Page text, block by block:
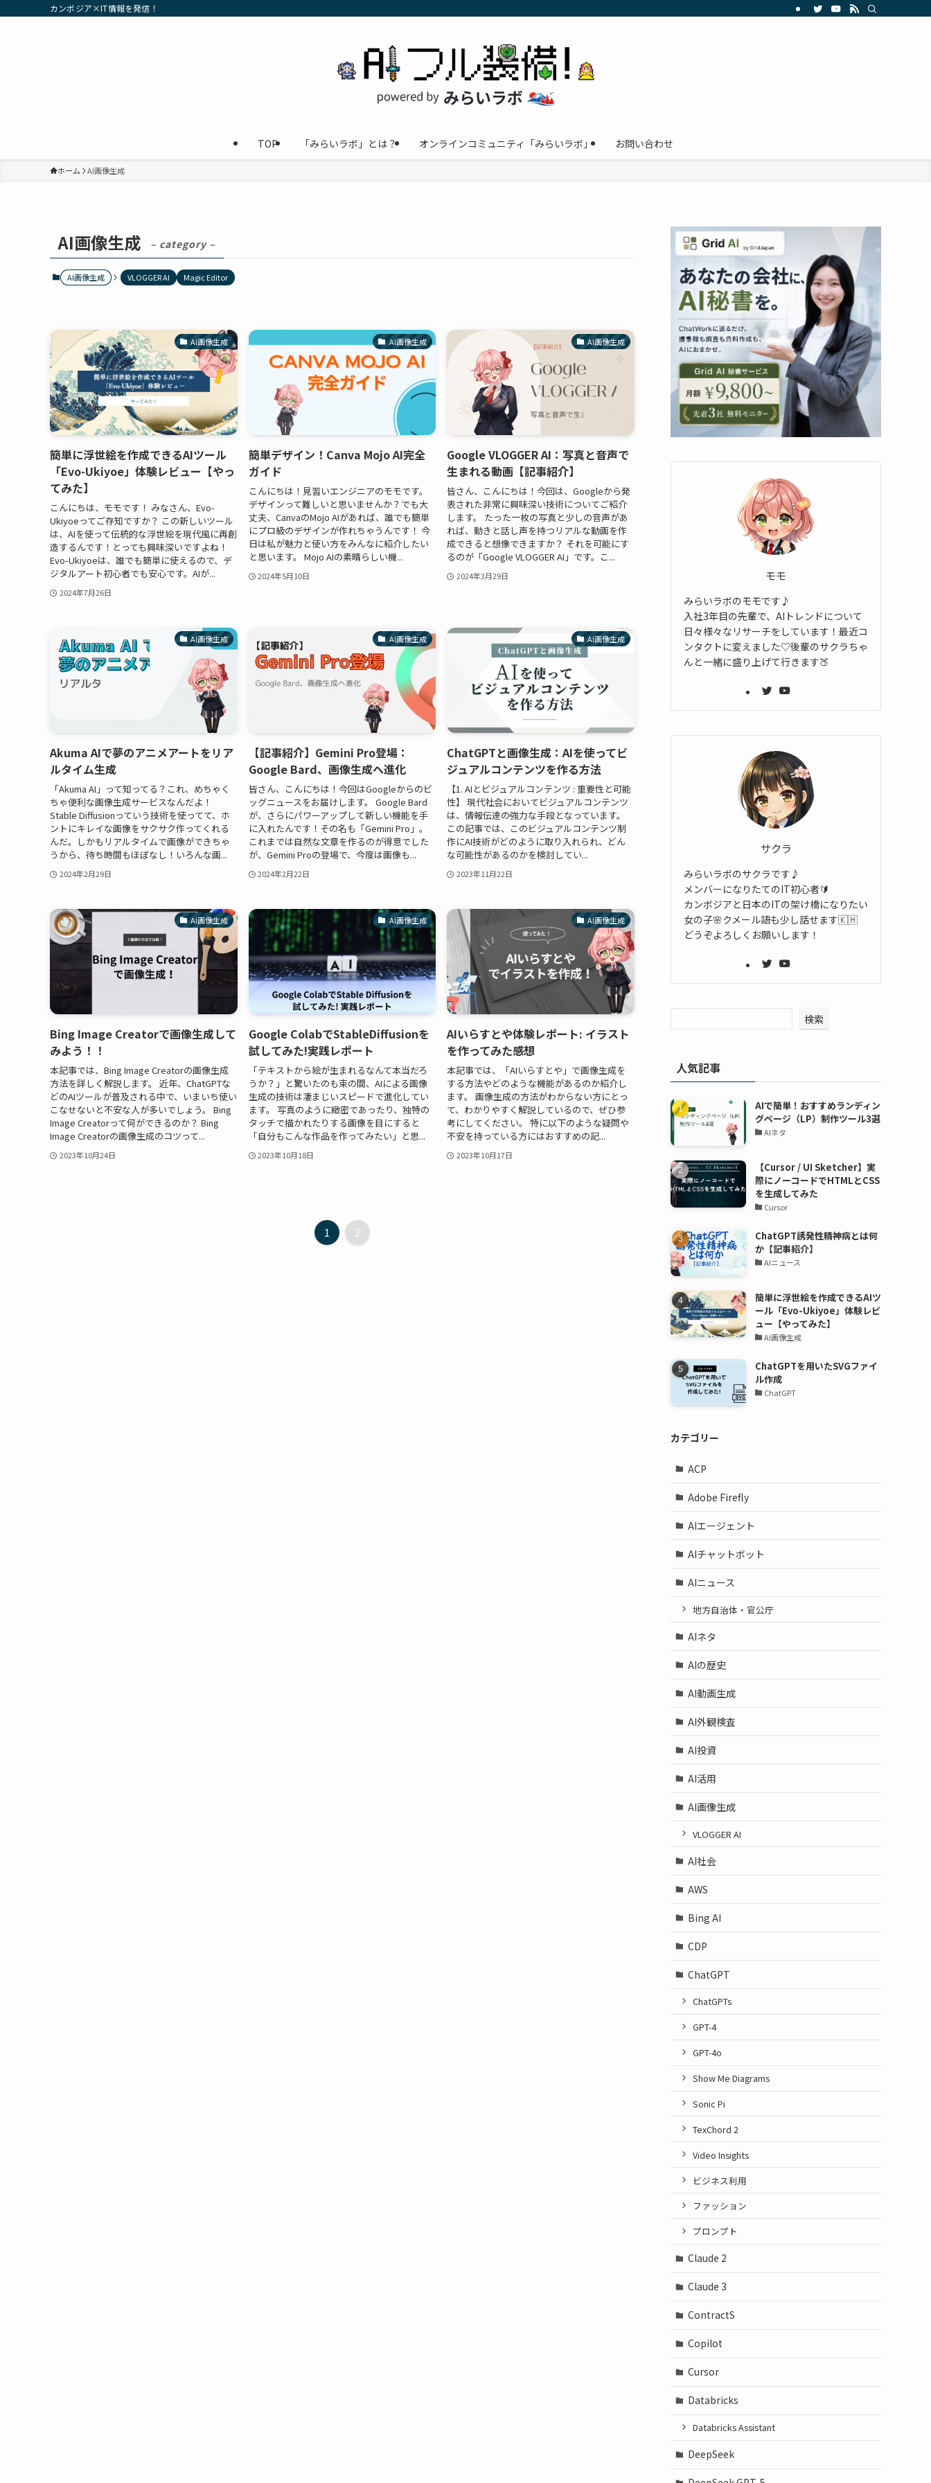
カンボジア×IT情報を発信！
TOP 「みらいラボ」とは？ オンラインコミュニティ「みらいラボ」 お問い合わせ
ホーム AI画像生成
AI画像生成 – category –
AI画像生成 VLOGGER AI Magic Editor
AI画像生成
簡単に浮世絵を作成できるAIツール
「Evo-Ukiyoe」体験レビュー【やっ
てみた】
こんにちは、モモです！ みなさん、Evo-
Ukiyoeってご存知ですか？ この新しいツール
は、AIを使って伝統的な浮世絵を現代風に再創
造するんです！とっても興味深いですよね！
Evo-Ukiyoeは、誰でも簡単に使えるので、デ
ジタルアート初心者でも安心です。AIが...
2024年7月26日
AI画像生成
簡単デザイン！Canva Mojo AI完全
ガイド
こんにちは！見習いエンジニアのモモです。
デザインって難しいと思いませんか？でも大
丈夫、CanvaのMojo AIがあれば、誰でも簡単
にプロ級のデザインが作れちゃうんです！ 今
日は私が魅力と使い方をみんなに紹介したい
と思います。 Mojo AIの素晴らしい機...
2024年5月10日
AI画像生成
Google VLOGGER AI：写真と音声で
生まれる動画【記事紹介】
皆さん、こんにちは！今回は、Googleから発
表された非常に興味深い技術についてご紹介
します。 たった一枚の写真と少しの音声があ
れば、動きと話し声を持つリアルな動画を作
成できると想像できますか？ それを可能にす
るのが「Google VLOGGER AI」です。こ...
2024年3月29日
AI画像生成
Akuma AIで夢のアニメアートをリア
ルタイム生成
「Akuma AI」って知ってる？これ、めちゃく
ちゃ便利な画像生成サービスなんだよ！
Stable Diffusionっていう技術を使ってて、ホ
ントにキレイな画像をサクサク作ってくれる
んだ。しかもリアルタイムで画像ができちゃ
うから、待ち時間もほぼなし！いろんな画...
2024年2月29日
AI画像生成
【記事紹介】Gemini Pro登場：
Google Bard、画像生成へ進化
皆さん、こんにちは！今回はGoogleからのビ
ッグニュースをお届けします。 Google Bard
が、さらにパワーアップして新しい機能を手
に入れたんです！その名も「Gemini Pro」。
これまでは自然な文章を作るのが得意でした
が、Gemini Proの登場で、今度は画像も...
2024年2月22日
AI画像生成
ChatGPTと画像生成：AIを使ってビ
ジュアルコンテンツを作る方法
【1. AIとビジュアルコンテンツ : 重要性と可能
性】 現代社会においてビジュアルコンテンツ
は、情報伝達の強力な手段となっています。
この記事では、このビジュアルコンテンツ制
作にAI技術がどのように取り入れられ、どん
な可能性があるのかを検討してい...
2023年11月22日
AI画像生成
Bing Image Creatorで画像生成して
みよう！！
本記事では、Bing Image Creatorの画像生成
方法を詳しく解説します。 近年、ChatGPTな
どのAIツールが普及される中で、いまいち使い
こなせないと不安な人が多いでしょう。 Bing
Image Creatorって何ができるのか？ Bing
Image Creatorの画像生成のコツって...
2023年10月24日
AI画像生成
Google ColabでStableDiffusionを
試してみた!実践レポート
「テキストから絵が生まれるなんて本当だろ
うか？」と驚いたのも束の間、AIによる画像
生成の技術は凄まじいスピードで進化してい
ます。 写真のように緻密であったり、独特の
タッチで描かれたりする画像を目にすると
「自分もこんな作品を作ってみたい」と思...
2023年10月18日
AI画像生成
AIいらすとや体験レポート: イラスト
を作ってみた感想
本記事では、「AIいらすとや」で画像生成を
する方法やどのような機能があるのか紹介し
ます。 画像生成の方法がわからない方にとっ
て、わかりやすく解説しているので、ぜひ参
考にしてください。 特に以下のような疑問や
不安を持っている方にはおすすめの記...
2023年10月17日
1 2
モモ
みらいラボのモモです♪
入社3年目の先輩で、AIトレンドについて
日々様々なリサーチをしています！最近コ
ンタクトに変えました♡後輩のサクラちゃ
んと一緒に盛り上げて行きます🍑
サクラ
みらいラボのサクラです♪
メンバーになりたてのIT初心者🔰
カンボジアと日本のITの架け橋になりたい
女の子🌸クメール語も少し話せます🇰🇭
どうぞよろしくお願いします！
検索
人気記事
AIで簡単！おすすめランディン
グページ（LP）制作ツール3選
AIネタ
【Cursor / UI Sketcher】実
際にノーコードでHTMLとCSS
を生成してみた
Cursor
ChatGPT誘発性精神病とは何
か【記事紹介】
AIニュース
簡単に浮世絵を作成できるAIツ
ール「Evo-Ukiyoe」体験レビ
ュー【やってみた】
AI画像生成
ChatGPTを用いたSVGファイ
ル作成
ChatGPT
カテゴリー
ACP
Adobe Firefly
AIエージェント
AIチャットボット
AIニュース
地方自治体・官公庁
AIネタ
AIの歴史
AI動画生成
AI外観検査
AI投資
AI活用
AI画像生成
VLOGGER AI
AI社会
AWS
Bing AI
CDP
ChatGPT
ChatGPTs
GPT-4
GPT-4o
Show Me Diagrams
Sonic Pi
TexChord 2
Video Insights
ビジネス利用
ファッション
プロンプト
Claude 2
Claude 3
ContractS
Copilot
Cursor
Databricks
Databricks Assistant
DeepSeek